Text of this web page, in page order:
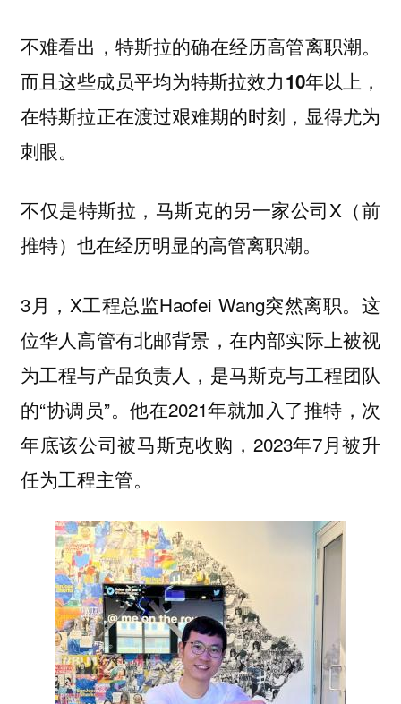
不难看出，特斯拉的确在经历高管离职潮。
而且这些成员平均为特斯拉效力10年以上，
在特斯拉正在渡过艰难期的时刻，显得尤为
刺眼。
不仅是特斯拉，马斯克的另一家公司X（前
推特）也在经历明显的高管离职潮。
3月，X工程总监Haofei Wang突然离职。这
位华人高管有北邮背景，在内部实际上被视
为工程与产品负责人，是马斯克与工程团队
的“协调员”。他在2021年就加入了推特，次
年底该公司被马斯克收购，2023年7月被升
任为工程主管。